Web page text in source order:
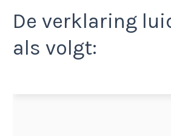
De verklaring
als volgt: